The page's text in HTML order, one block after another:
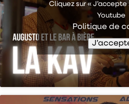
Cliquez sur «
Youtube
Politique de